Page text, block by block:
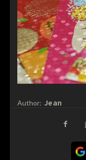
Author: Jean